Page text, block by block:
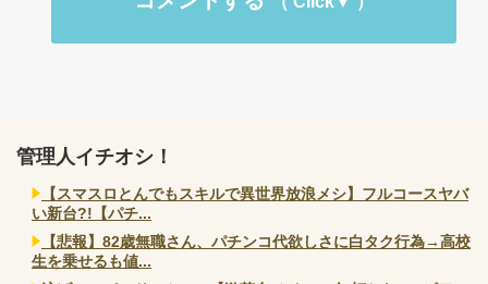
管理人イチオシ！
【スマスロとんでもスキルで異世界放浪メシ】フルコースヤバ
い新台?!【パチ...
【悲報】82歳無職さん、パチンコ代欲しさに白タク行為→高校
生を乗せるも値...